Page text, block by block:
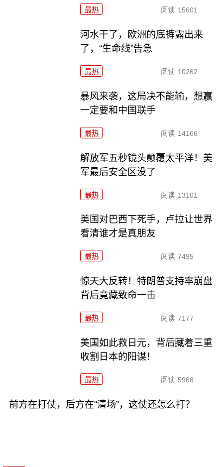
最热 阅读 15601
河水干了，欧洲的底裤露出来
了，“生命线”告急
最热 阅读 10262
暴风来袭，这局决不能输，想赢
一定要和中国联手
最热 阅读 14166
解放军五秒镜头颠覆太平洋！美
军最后安全区没了
最热 阅读 13101
美国对巴西下死手，卢拉让世界
看清谁才是真朋友
最热 阅读 7495
惊天大反转！特朗普支持率崩盘
背后竟藏致命一击
最热 阅读 7177
美国如此救日元，背后藏着三重
收割日本的阳谋！
最热 阅读 5968
前方在打仗，后方在“清场”，这仗还怎么打？